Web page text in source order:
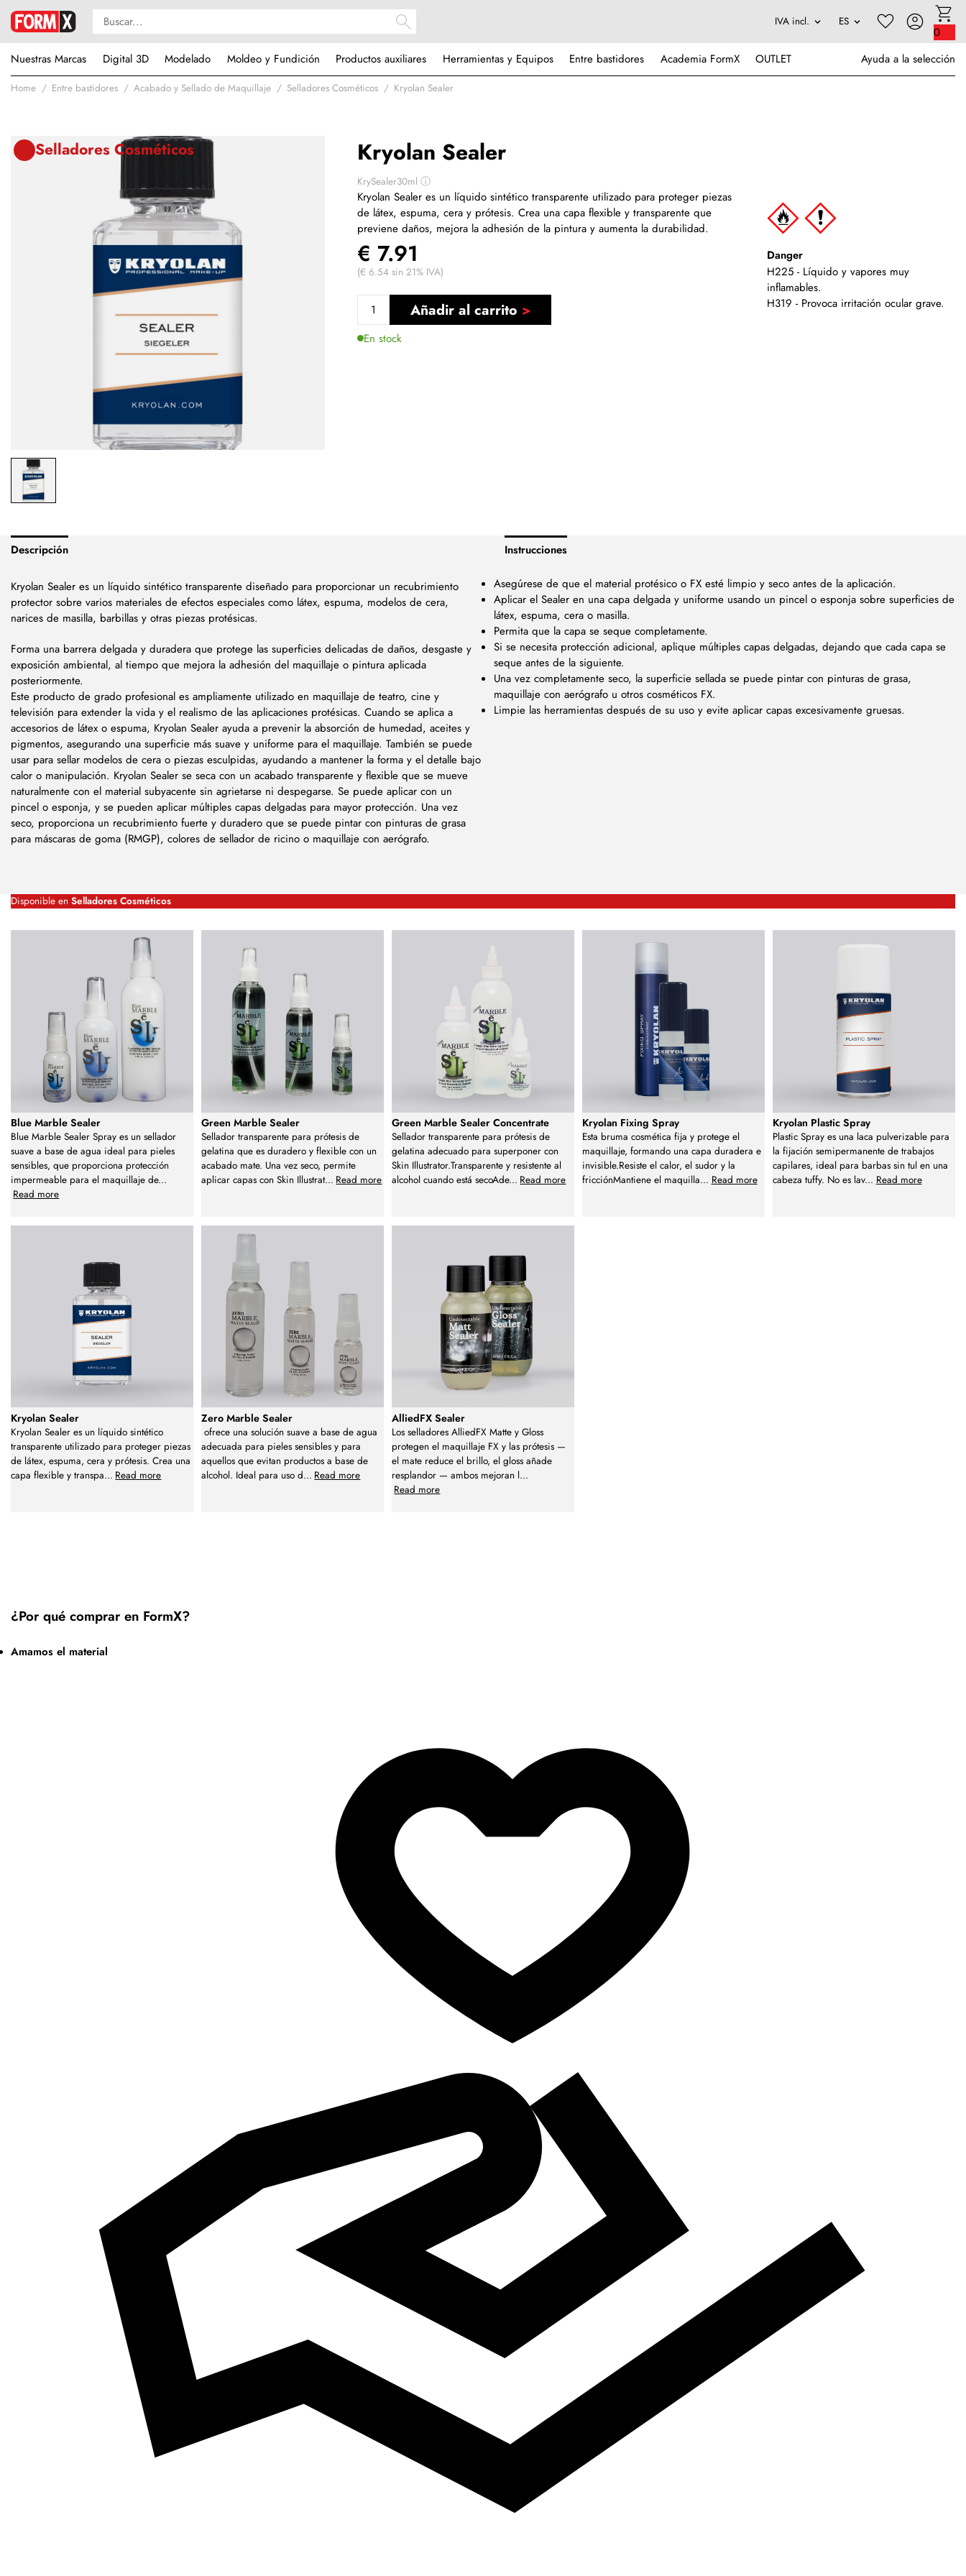
0
Nuestras Marcas
Digital 3D Modelado Moldeo y Fundición Productos auxiliares Herramientas y Equipos Entre bastidores Academia FormX OUTLET Ayuda a la selección
Home Entre bastidores Acabado y Sellado de Maquillaje Selladores Cosméticos Kryolan Sealer
Kryolan Sealer
KrySealer30mlⓘ
Selladores Cosméticos
Kryolan Sealer es un líquido sintético transparente utilizado para proteger piezas
de látex, espuma, cera y prótesis. Crea una capa flexible y transparente que
previene daños, mejora la adhesión de la pintura y aumenta la durabilidad.
Danger
H225 - Líquido y vapores muy
inflamables.
H319 - Provoca irritación ocular grave.
€ 7.91
(€ 6.54 sin 21% IVA)
Añadir al carrito
En stock
Descripción Instrucciones
Kryolan Sealer es un líquido sintético transparente diseñado para proporcionar un recubrimiento
protector sobre varios materiales de efectos especiales como látex, espuma, modelos de cera,
narices de masilla, barbillas y otras piezas protésicas.
Forma una barrera delgada y duradera que protege las superficies delicadas de daños, desgaste y
exposición ambiental, al tiempo que mejora la adhesión del maquillaje o pintura aplicada
posteriormente.
Este producto de grado profesional es ampliamente utilizado en maquillaje de teatro, cine y
televisión para extender la vida y el realismo de las aplicaciones protésicas. Cuando se aplica a
accesorios de látex o espuma, Kryolan Sealer ayuda a prevenir la absorción de humedad, aceites y
pigmentos, asegurando una superficie más suave y uniforme para el maquillaje. También se puede
usar para sellar modelos de cera o piezas esculpidas, ayudando a mantener la forma y el detalle bajo
calor o manipulación. Kryolan Sealer se seca con un acabado transparente y flexible que se mueve
naturalmente con el material subyacente sin agrietarse ni despegarse. Se puede aplicar con un
pincel o esponja, y se pueden aplicar múltiples capas delgadas para mayor protección. Una vez
seco, proporciona un recubrimiento fuerte y duradero que se puede pintar con pinturas de grasa
para máscaras de goma (RMGP), colores de sellador de ricino o maquillaje con aerógrafo.
Asegúrese de que el material protésico o FX esté limpio y seco antes de la aplicación.
Aplicar el Sealer en una capa delgada y uniforme usando un pincel o esponja sobre superficies de
látex, espuma, cera o masilla.
Permita que la capa se seque completamente.
Si se necesita protección adicional, aplique múltiples capas delgadas, dejando que cada capa se
seque antes de la siguiente.
Una vez completamente seco, la superficie sellada se puede pintar con pinturas de grasa,
maquillaje con aerógrafo u otros cosméticos FX.
Limpie las herramientas después de su uso y evite aplicar capas excesivamente gruesas.
Disponible en Selladores Cosméticos
Blue Marble Sealer
Blue Marble Sealer Spray es un sellador
suave a base de agua ideal para pieles
sensibles, que proporciona protección
impermeable para el maquillaje de...
Read more
Green Marble Sealer
Sellador transparente para prótesis de
gelatina que es duradero y flexible con un
acabado mate. Una vez seco, permite
aplicar capas con Skin Illustrat... Read more
Green Marble Sealer Concentrate
Sellador transparente para prótesis de
gelatina adecuado para superponer con
Skin Illustrator.Transparente y resistente al
alcohol cuando está secoAde... Read more
Kryolan Fixing Spray
Esta bruma cosmética fija y protege el
maquillaje, formando una capa duradera e
invisible.Resiste el calor, el sudor y la
fricciónMantiene el maquilla... Read more
Kryolan Plastic Spray
Plastic Spray es una laca pulverizable para
la fijación semipermanente de trabajos
capilares, ideal para barbas sin tul en una
cabeza tuffy. No es lav... Read more
Kryolan Sealer
Kryolan Sealer es un líquido sintético
transparente utilizado para proteger piezas
de látex, espuma, cera y prótesis. Crea una
capa flexible y transpa... Read more
Zero Marble Sealer
ofrece una solución suave a base de agua
adecuada para pieles sensibles y para
aquellos que evitan productos a base de
alcohol. Ideal para uso d... Read more
AlliedFX Sealer
Los selladores AlliedFX Matte y Gloss
protegen el maquillaje FX y las prótesis —
el mate reduce el brillo, el gloss añade
resplandor — ambos mejoran l...
Read more
¿Por qué comprar en FormX?
Amamos el material